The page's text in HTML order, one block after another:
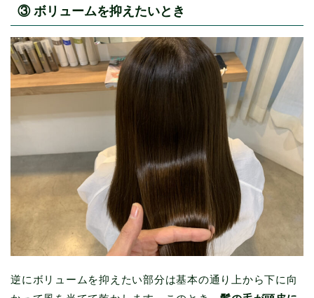
③ ボリュームを抑えたいとき
逆にボリュームを抑えたい部分は基本の通り上から下に向